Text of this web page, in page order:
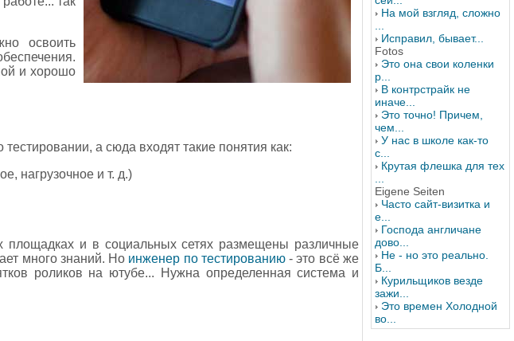
освоить
и хорошо
а сюда входят такие понятия как:
нагрузочное и т. д.)
площадках и в социальных сетях размещены различные
много знаний. Но инженер по тестированию- это всё же
роликов на ютубе... Нужна определенная система и
На мой взгляд, сложно
Исправил, бывает...
Fotos
Это она свои коленки
р...
В контрстрайк не
иначе...
Это точно! Причем,
чем...
У нас в школе как-то
с...
Крутая флешка для тех
Eigene Seiten
Часто сайт-визитка и
е...
Господа англичане
дово...
Не - но это реально.
Б...
Курильщиков везде
зажи...
Это времен Холодной
во...